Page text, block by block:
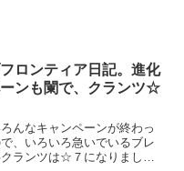
ロンティア日記。進化
ンも闌で、クランツ☆
んなキャンペーンが終わっ
、いろいろ急いでいるブレ
ランツは☆７になりまし